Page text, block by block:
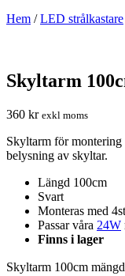
Hem /LED strålkastare
Skyltarm
360 kr exkl moms
Skyltarm för montering
belysning av skyltar.
Längd 100cm
Svart
Monteras med
Passar våra 24W
Finns i lager
Skyltarm 100cm mängd